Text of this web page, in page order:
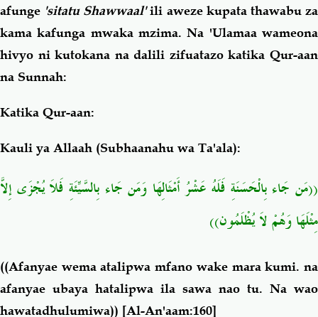
afunge 'sitatu Shawwaal'ili aweze kupata thawabu za
kama kafunga mwaka mzima. Na 'Ulamaa wameona
hivyo ni kutokana na dalili zifuatazo katika Qur-aan
na Sunnah:
Katika Qur-aan:
Kauli ya Allaah (Subhaanahu wa Ta'ala):
((مَن جَاء بِالْحَسَنَةِ فَلَهُ عَشْرُ أَمْثَالِهَا وَمَن جَاء بِالسَّيِّئَةِ فَلاَ يُجْزَى إِلاَّ
مِثْلَهَا وَهُمْ لاَ يُظْلَمُون))
((Afanyae wema atalipwa mfano wake mara kumi. na
afanyae ubaya hatalipwa ila sawa nao tu. Na wao
hawatadhulumiwa)) [Al-An'aam:160]